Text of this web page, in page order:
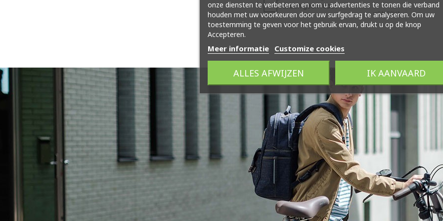
onze diensten te verbeteren en om u advertenties te tonen die verband
houden met uw voorkeuren door uw surfgedrag te analyseren. Om uw
toestemming te geven voor het gebruik ervan, drukt u op de knop
Accepteren.
Meer informatie Customize cookies
ALLES AFWIJZEN IK AANVAARD